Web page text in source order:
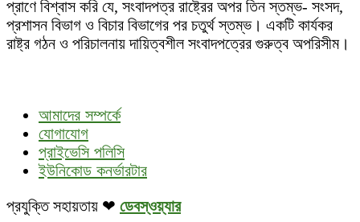
প্রাণে বিশ্বাস করি যে, সংবাদপত্র রাষ্ট্রের অপর তিন স্তম্ভ- সংসদ,
প্রশাসন বিভাগ ও বিচার বিভাগের পর চতুর্থ স্তম্ভ। একটি কার্যকর
রাষ্ট্র গঠন ও পরিচালনায় দায়িত্বশীল সংবাদপত্রের গুরুত্ব অপরিসীম।
আমাদের সম্পর্কে
যোগাযোগ
প্রাইভেসি পলিসি
ইউনিকোড কনর্ভারটার
প্রযুক্তি সহায়তায় ❤ ডেবস্ওয়্যার